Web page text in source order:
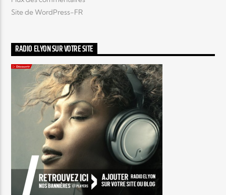
Site de WordPress-FR
RADIO ELYON SUR VOTRE SITE